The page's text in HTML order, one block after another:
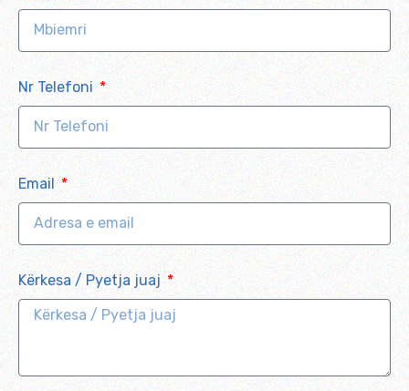
Nr Telefoni
Email
Kërkesa / Pyetja juaj